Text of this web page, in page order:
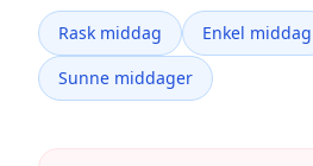
Rask middag
Enkel middag
Sunne middager